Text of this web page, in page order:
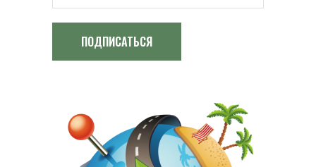
ПОДПИСАТЬСЯ